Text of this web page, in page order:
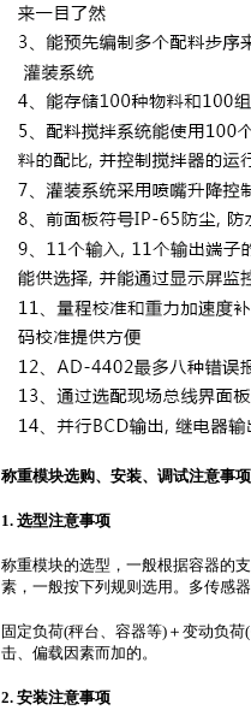
称重模块选购、安装、调试注意事
1. 选型注意事项
称重模块的选型，一般根据容器的
素，一般按下列规则选用。多传感
固定负荷(秤台、容器等)＋变动负
击、偏载因素而加的。
2. 安装注意事项